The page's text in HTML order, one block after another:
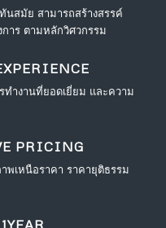
นสมัย สามารถสร้างสรรค์
าร ตามหลักวิศวกรรม
ทำงานที่ยอดเยี่ยม และความ
PRICING
เหนือราคา ราคายุติธรรม